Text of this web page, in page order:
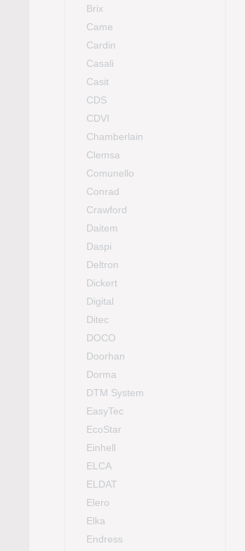
Brix
Came
Cardin
Casali
Casit
CDS
CDVI
Chamberlain
Clemsa
Comunello
Conrad
Crawford
Daitem
Daspi
Deltron
Dickert
Digital
Ditec
DOCO
Doorhan
Dorma
DTM System
EasyTec
EcoStar
Einhell
ELCA
ELDAT
Elero
Elka
Endress